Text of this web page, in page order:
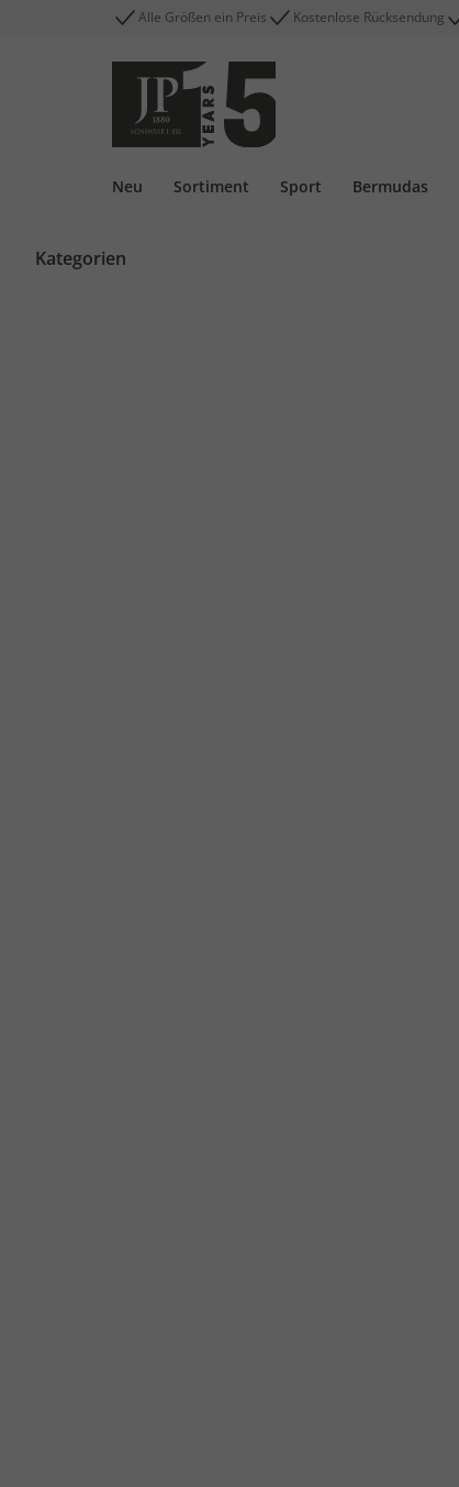
Alle Größen ein Preis Kostenlose Rücksendung
Neu Sortiment Sport Bermudas
Kategorien